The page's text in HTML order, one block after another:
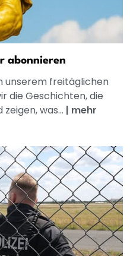
abonnieren
unserem freitäglichen
die Geschichten, die
was... | mehr